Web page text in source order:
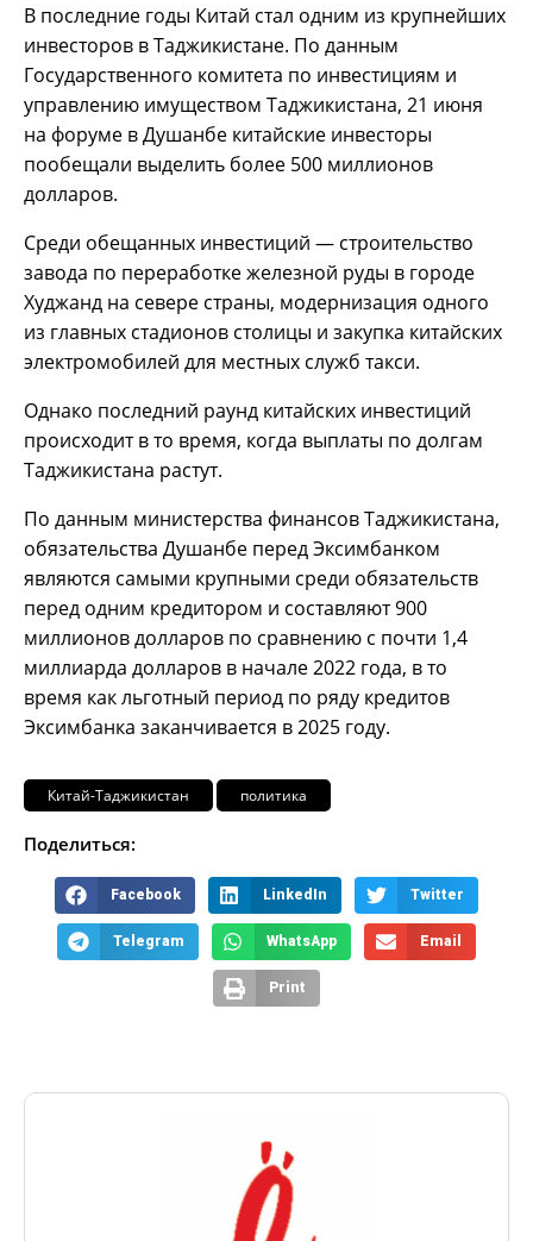
В последние годы Китай стал одним из крупнейших
инвесторов в Таджикистане. По данным
Государственного комитета по инвестициям и
управлению имуществом Таджикистана, 21 июня
на форуме в Душанбе китайские инвесторы
пообещали выделить более 500 миллионов
долларов.
Среди обещанных инвестиций — строительство
завода по переработке железной руды в городе
Худжанд на севере страны, модернизация одного
из главных стадионов столицы и закупка китайских
электромобилей для местных служб такси.
Однако последний раунд китайских инвестиций
происходит в то время, когда выплаты по долгам
Таджикистана растут.
По данным министерства финансов Таджикистана,
обязательства Душанбе перед Эксимбанком
являются самыми крупными среди обязательств
перед одним кредитором и составляют 900
миллионов долларов по сравнению с почти 1,4
миллиарда долларов в начале 2022 года, в то
время как льготный период по ряду кредитов
Эксимбанка заканчивается в 2025 году.
Китай-Таджикистан политика
Поделиться:
Facebook LinkedIn Twitter
Telegram WhatsApp Email
Print